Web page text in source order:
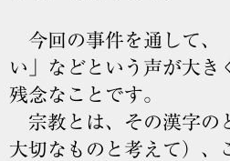
今回の事件を通して、
い」などという声が大き
残念なことです。
宗教とは、その漢字の
大切なものと考えて）、